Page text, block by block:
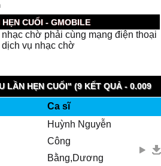
CUỐI - GMOBILE
chờ phải cùng mạng điện thoại
vụ nhạc chờ
LẦN HẸN CUỐI" (9 KẾT QUẢ - 0.009
Ca sĩ
Huỳnh Nguyễn
Công
Bằng,Dương